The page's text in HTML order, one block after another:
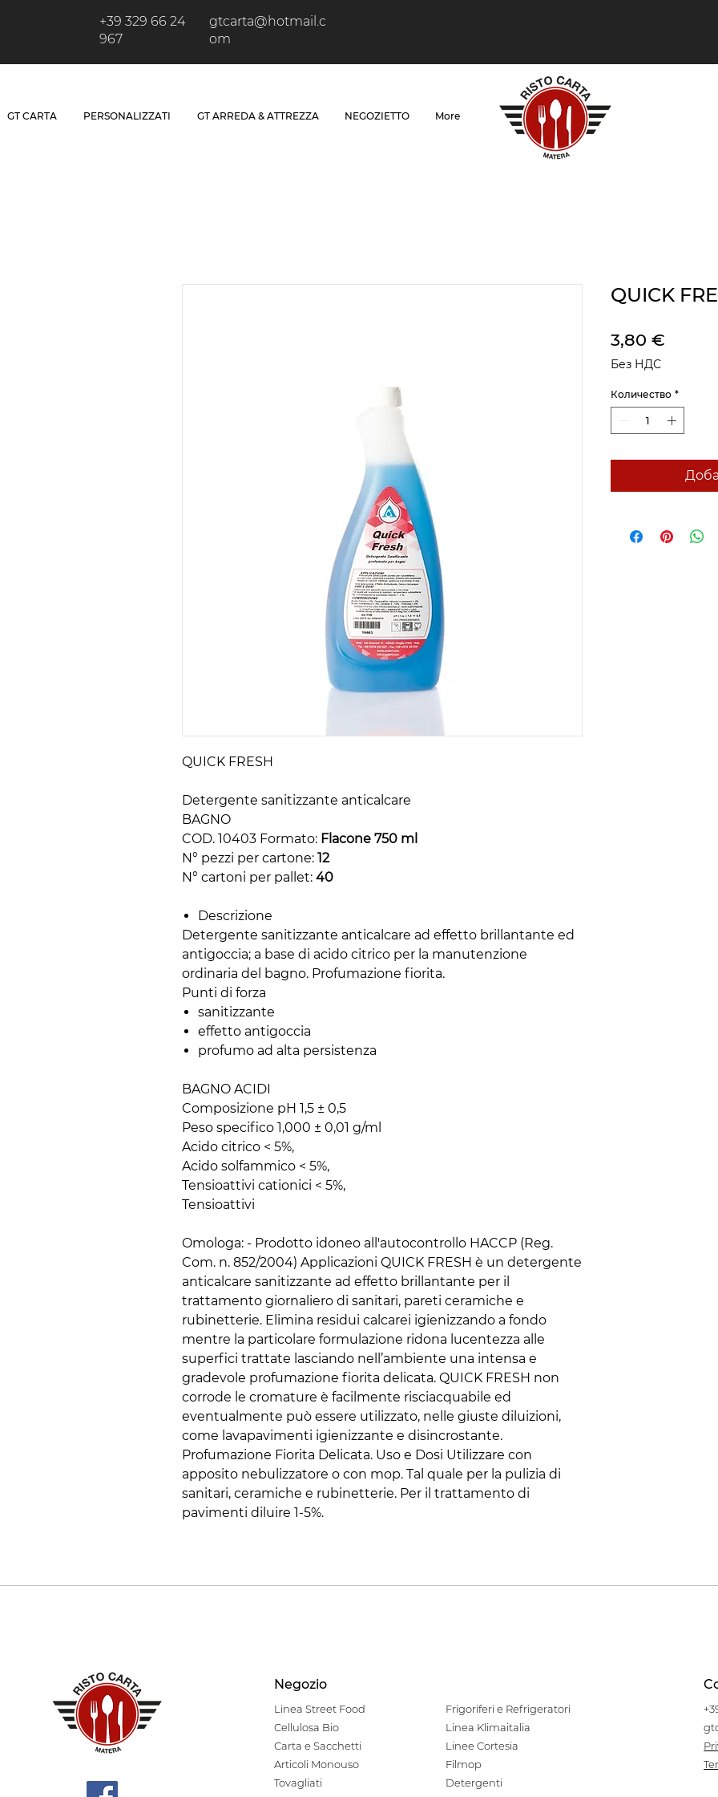
+39 329 66 24
967
gtcarta@hotmail.c
om
GT CARTA PERSONALIZZATI GT ARREDA & ATTREZZA NEGOZIETTO More
QUICK FRESH
Detergente sanitizzante anticalcare
BAGNO
COD. 10403 Formato: Flacone 750 ml
N° pezzi per cartone: 12
N° cartoni per pallet: 40
Descrizione
Detergente sanitizzante anticalcare ad effetto brillantante ed
antigoccia; a base di acido citrico per la manutenzione
ordinaria del bagno. Profumazione fiorita.
Punti di forza
sanitizzante
effetto antigoccia
profumo ad alta persistenza
BAGNO ACIDI
Composizione pH 1,5 ± 0,5
Peso specifico 1,000 ± 0,01 g/ml
Acido citrico < 5%,
Acido solfammico < 5%,
Tensioattivi cationici < 5%,
Tensioattivi
Omologa: - Prodotto idoneo all'autocontrollo HACCP (Reg.
Com. n. 852/2004) Applicazioni QUICK FRESH è un detergente
anticalcare sanitizzante ad effetto brillantante per il
trattamento giornaliero di sanitari, pareti ceramiche e
rubinetterie. Elimina residui calcarei igienizzando a fondo
mentre la particolare formulazione ridona lucentezza alle
superfici trattate lasciando nell’ambiente una intensa e
gradevole profumazione fiorita delicata. QUICK FRESH non
corrode le cromature è facilmente risciacquabile ed
eventualmente può essere utilizzato, nelle giuste diluizioni,
come lavapavimenti igienizzante e disincrostante.
Profumazione Fiorita Delicata. Uso e Dosi Utilizzare con
apposito nebulizzatore o con mop. Tal quale per la pulizia di
sanitari, ceramiche e rubinetterie. Per il trattamento di
pavimenti diluire 1-5%.
QUICK
3,80 €
Без НДС
Количество *
Negozio
Linea Street Food
Cellulosa Bio
Carta e Sacchetti
Articoli Monouso
Tovagliati
Frigoriferi e Refrigeratori
Linea Klimaitalia
Linee Cortesia
Filmop
Detergenti